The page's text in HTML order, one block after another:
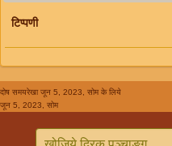
टिप्पणी
दोष समयरेखाजून 5, 2023, सोम के लिये
जून 5, 2023, सोम